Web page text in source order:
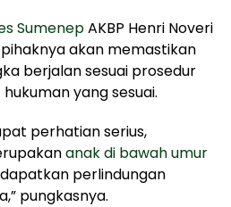
SumenepAKBP Henri Noveri
akan memastikan
berjalan sesuai prosedur
yang sesuai.
perhatian serius,
anak di bawah umur
perlindungan
pungkasnya.